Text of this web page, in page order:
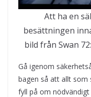
Att ha en
besättningen
bild från Swan
Gå igenom
bagen så att allt som
fyll på om